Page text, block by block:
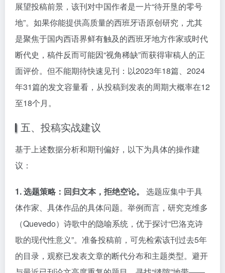
展望投稿前景，该刊对中国作者是一片“待开垦的零号
地”。如果你能提供高质量的西班牙语原创研究，尤其
是聚焦于国内西语界鲜有触及的西班牙地方作家或时代
断代史，稿件反而可能因“视角稀缺”而获得审稿人的正
面评价。但不能期待快速见刊：以2023年18篇、2024
年31篇的发文容量看，从投稿到发表的周期大概率在12
至18个月。
五、投稿实战建议
基于上述数据分析和期刊偏好，以下为具体的操作建
议：
1. 选题策略：回归文本，拒绝空论。
选题应集中于具
体作家、具体作品的具体问题。举例而言，研究克维多
（Quevedo）诗歌中的隐喻系统，优于探讨“巴洛克诗
歌的现代性意义”。准备投稿前，可先检索该刊过去5年
的目录，观察已发表文章的断代分布和主题类型。避开